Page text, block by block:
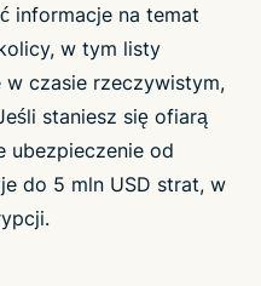
informacje na temat
w tym listy
czasie rzeczywistym,
staniesz się ofiarą
ubezpieczenie od
do 5 mln USD strat, w